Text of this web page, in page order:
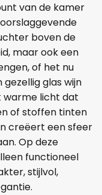
van de kamer
boven de
maar ook een
of het nu
glas wijn
warme licht dat
of stoffen tinten
creëert een sfeer
Op deze
functioneel
stijlvol,